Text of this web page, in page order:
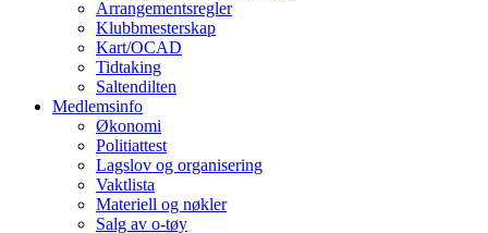
Arrangementsregler
Klubbmesterskap
Kart/OCAD
Tidtaking
Saltendilten
Medlemsinfo
Økonomi
Politiattest
Lagslov og organisering
Vaktlista
Materiell og nøkler
Salg av o-tøy